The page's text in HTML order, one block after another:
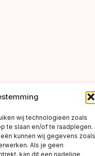
wij technologieën zoals
te slaan en/of te raadplegen.
kunnen wij gegevens zoals
Als je geen
kan dit een nadelige